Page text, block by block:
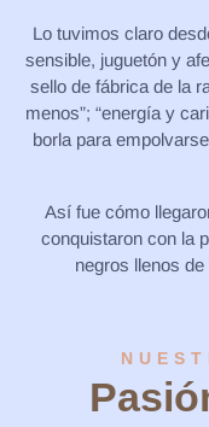
Lo tuvimos claro
sensible, juguetón y
sello de fábrica de la
menos”; “energía y
borla para
Así fue cómo
conquistaron con la
negros llenos